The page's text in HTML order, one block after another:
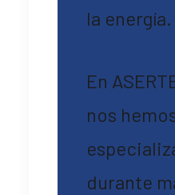
la energía.
En
nos
durante